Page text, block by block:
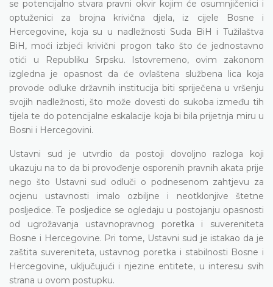
se potencijalno stvara pravni okvir kojim će osumnjičenici i
optuženici za brojna krivična djela, iz cijele Bosne i
Hercegovine, koja su u nadležnosti Suda BiH i Tužilaštva
BiH, moći izbjeći krivični progon tako što će jednostavno
otići u Republiku Srpsku. Istovremeno, ovim zakonom
izgledna je opasnost da će ovlaštena službena lica koja
provode odluke državnih institucija biti spriječena u vršenju
svojih nadležnosti, što može dovesti do sukoba između tih
tijela te do potencijalne eskalacije koja bi bila prijetnja miru u
Bosni i Hercegovini.
Ustavni sud je utvrdio da postoji dovoljno razloga koji
ukazuju na to da bi provođenje osporenih pravnih akata prije
nego što Ustavni sud odluči o podnesenom zahtjevu za
ocjenu ustavnosti imalo ozbiljne i neotklonjive štetne
posljedice. Te posljedice se ogledaju u postojanju opasnosti
od ugrožavanja ustavnopravnog poretka i suvereniteta
Bosne i Hercegovine. Pri tome, Ustavni sud je istakao da je
zaštita suvereniteta, ustavnog poretka i stabilnosti Bosne i
Hercegovine, uključujući i njezine entitete, u interesu svih
strana u ovom postupku.